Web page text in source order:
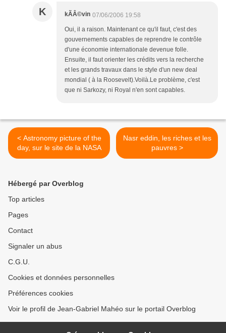
K kÃÂ©vin 07/06/2006 19:58
Oui, il a raison. Maintenant ce qu'il faut, c'est des
gouvernements capables de reprendre le contrôle
d'une économie internationale devenue folle.
Ensuite, il faut orienter les crédits vers la recherche
et les grands travaux dans le style d'un new deal
mondial ( à la Roosevelt).Voilà.Le problème, c'est
que ni Sarkozy, ni Royal n'en sont capables.
< Astronomy picture of the
day, sur le site de la NASA
Nasr eddin, les riches et les
pauvres >
Hébergé par Overblog
Top articles
Pages
Contact
Signaler un abus
C.G.U.
Cookies et données personnelles
Préférences cookies
Voir le profil de Jean-Gabriel Mahéo sur le portail Overblog